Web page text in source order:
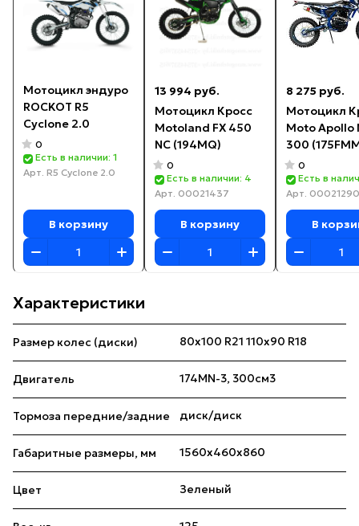
Мотоцикл эндуро
ROCKOT R5
Cyclone 2.0
0
Есть в наличии: 1
Арт. R5 Cyclone 2.0
В корзину
13 994 руб.
Мотоцикл Кросс
Motoland FX 450
NC (194MQ)
0
Есть в наличии: 4
Арт. 00021437
В корзину
8 275 руб.
Мотоцикл
Moto Apollo
300
синий
0
Есть в
Арт. 00021290
В
Характеристики
Размер колес (диски) 80х100 R21 110х90 R18
Двигатель 174MN-3, 300см3
Тормоза передние/задние диск/диск
Габаритные размеры, мм 1560x460x860
Цвет Зеленый